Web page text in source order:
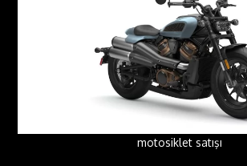
motosiklet satışı